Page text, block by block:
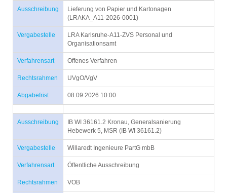
Ausschreibung
Lieferung von Papier und Kartonagen
(LRAKA_A11-2026-0001)
Vergabestelle
LRA Karlsruhe-A11-ZVS Personal und
Organisationsamt
Verfahrensart Offenes Verfahren
Rechtsrahmen UVgO/VgV
Abgabefrist 08.09.2026 10:00
Ausschreibung
IB WI 36161.2 Kronau, Generalsanierung
Hebewerk 5, MSR (IB WI 36161.2)
Vergabestelle Willaredt Ingenieure PartG mbB
Verfahrensart Öffentliche Ausschreibung
Rechtsrahmen VOB